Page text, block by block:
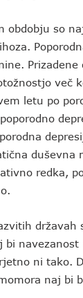
obdobju so
več
letu po
duševna
redka,
državah
bi
ni tako.
naj bi